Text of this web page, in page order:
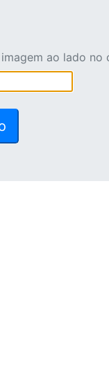
ao lado no